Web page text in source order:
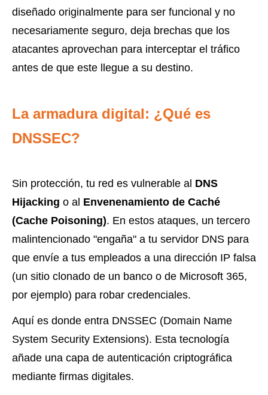
diseñado originalmente para ser funcional y no
necesariamente seguro, deja brechas que los
atacantes aprovechan para interceptar el tráfico
antes de que este llegue a su destino.
La armadura digital: ¿Qué es
DNSSEC?
Sin protección, tu red es vulnerable al DNS
Hijacking o al Envenenamiento de Caché
(Cache Poisoning). En estos ataques, un tercero
malintencionado "engaña" a tu servidor DNS para
que envíe a tus empleados a una dirección IP falsa
(un sitio clonado de un banco o de Microsoft 365,
por ejemplo) para robar credenciales.
Aquí es donde entra DNSSEC (Domain Name
System Security Extensions). Esta tecnología
añade una capa de autenticación criptográfica
mediante firmas digitales.